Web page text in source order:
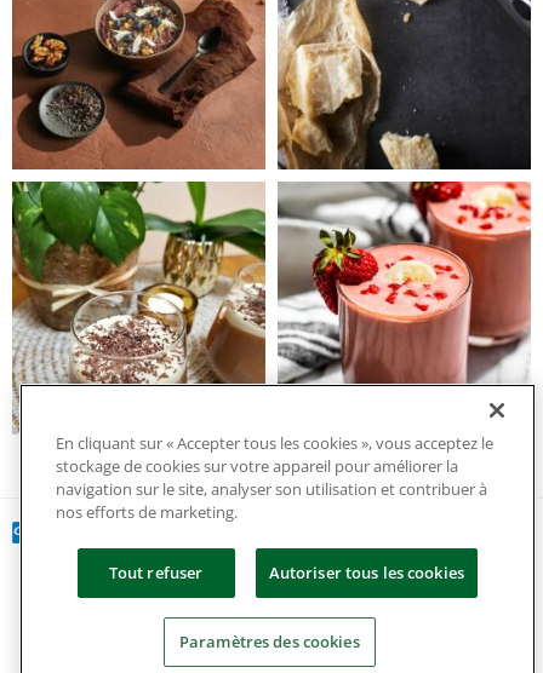
Copyright 2024 tous droits réservés.
Politique de confidentialité et de gestion des cookies
En cliquant sur « Accepter tous les cookies », vous acceptez le
stockage de cookies sur votre appareil pour améliorer la
navigation sur le site, analyser son utilisation et contribuer à
nos efforts de marketing.
Tout refuser Autoriser tous les cookies
Paramètres des cookies